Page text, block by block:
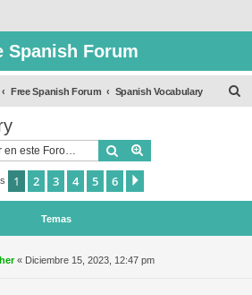
Spanish Forum
Free Spanish Forum Spanish Vocabulary
Buscar
1 2 3 4 5 6
Temas
« Diciembre 15, 2023, 12:47 pm